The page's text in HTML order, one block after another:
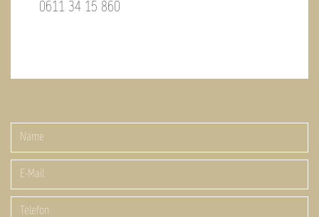
0611 34 15 860